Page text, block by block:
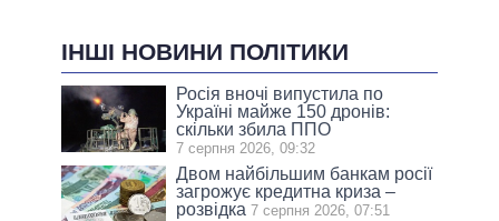
ІНШІ НОВИНИ ПОЛІТИКИ
Росія вночі випустила по
Україні майже 150 дронів:
скільки збила ППО
7 серпня 2026, 09:32
Двом найбільшим банкам росії
загрожує кредитна криза –
розвідка 7 серпня 2026, 07:51